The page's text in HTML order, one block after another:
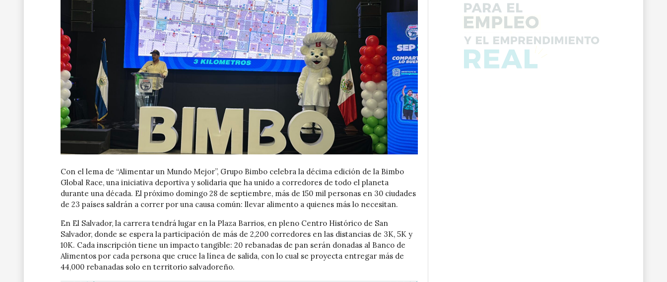
Con el lema de “Alimentar un Mundo Mejor”, Grupo Bimbo celebra la décima edición de la Bimbo
Global Race, una iniciativa deportiva y solidaria que ha unido a corredores de todo el planeta
durante una década. El próximo domingo 28 de septiembre, más de 150 mil personas en 30 ciudades
de 23 países saldrán a correr por una causa común: llevar alimento a quienes más lo necesitan.
En El Salvador, la carrera tendrá lugar en la Plaza Barrios, en pleno Centro Histórico de San
Salvador, donde se espera la participación de más de 2,200 corredores en las distancias de 3K, 5K y
10K. Cada inscripción tiene un impacto tangible: 20 rebanadas de pan serán donadas al Banco de
Alimentos por cada persona que cruce la línea de salida, con lo cual se proyecta entregar más de
44,000 rebanadas solo en territorio salvadoreño.